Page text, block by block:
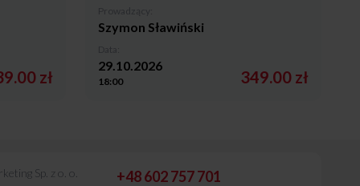
zł
Szymon Sławiński
29.10.2026
18:00 349.00 zł
Sp. z o. o.
+48 602 757 701